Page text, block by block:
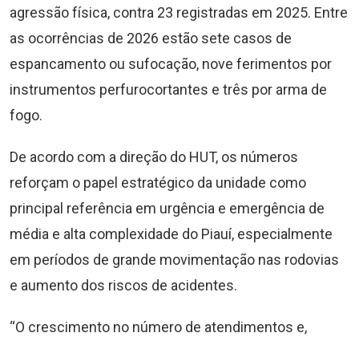
agressão física, contra 23 registradas em 2025. Entre
as ocorrências de 2026 estão sete casos de
espancamento ou sufocação, nove ferimentos por
instrumentos perfurocortantes e três por arma de
fogo.
De acordo com a direção do HUT, os números
reforçam o papel estratégico da unidade como
principal referência em urgência e emergência de
média e alta complexidade do Piauí, especialmente
em períodos de grande movimentação nas rodovias
e aumento dos riscos de acidentes.
“O crescimento no número de atendimentos e,